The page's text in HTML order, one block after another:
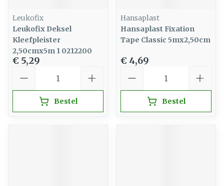
Leukofix
Leukofix Deksel
Kleefpleister
2,50cmx5m 1 0212200
€ 5,29
Bestel
Hansaplast
Hansaplast Fixation
Tape Classic 5mx2,50cm
€ 4,69
Bestel